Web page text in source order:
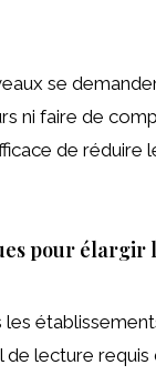
se
ni faire de
de réduire
pour élargir
lecture